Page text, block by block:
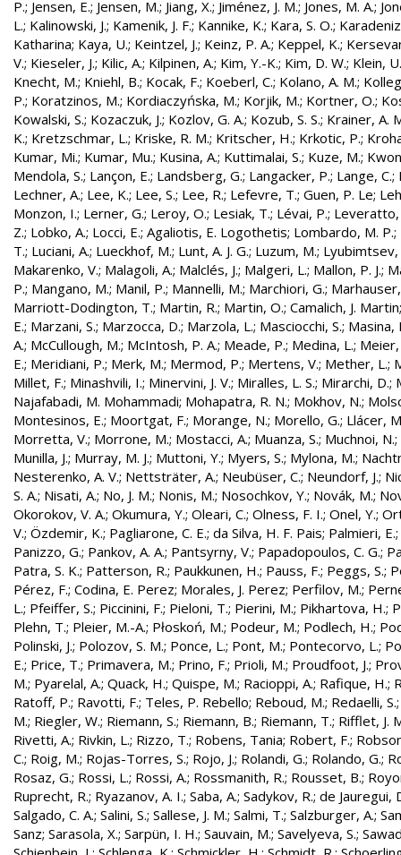
P.; Jensen, E.; Jensen, M.; Jiang, X.; Jiménez, J. M.; Jones, M. A.;
L.; Kalinowski, J.; Kamenik, J. F.; Kannike, K.; Kara, S. O.;
Katharina; Kaya, U.; Keintzel, J.; Keinz, P. A.; Keppel, K.;
V.; Kieseler, J.; Kilic, A.; Kilpinen, A.; Kim, Y.-K.; Kim, D. W.; Klein, U.
Knecht, M.; Kniehl, B.; Kocak, F.; Koeberl, C.; Kolano, A. M.;
P.; Koratzinos, M.; Kordiaczyńska, M.; Korjik, M.; Kortner, O.;
Kowalski, S.; Kozaczuk, J.; Kozlov, G. A.; Kozub, S. S.; Krainer, A.
K.; Kretzschmar, L.; Kriske, R. M.; Kritscher, H.; Krkotic, P.;
Kumar, Mi.; Kumar, Mu.; Kusina, A.; Kuttimalai, S.; Kuze, M.;
Mendola, S.; Lançon, E.; Landsberg, G.; Langacker, P.; Lange, C.;
Lechner, A.; Lee, K.; Lee, S.; Lee, R.; Lefevre, T.; Guen, P. Le;
Monzon, I.; Lerner, G.; Leroy, O.; Lesiak, T.; Lévai, P.; Leveratto,
Z.; Lobko, A.; Locci, E.; Agaliotis, E. Logothetis; Lombardo, M. P.;
T.; Luciani, A.; Lueckhof, M.; Lunt, A. J. G.; Luzum, M.; Lyubimtsev,
Makarenko, V.; Malagoli, A.; Malclés, J.; Malgeri, L.; Mallon, P. J.;
P.; Mangano, M.; Manil, P.; Mannelli, M.; Marchiori, G.;
Marriott-Dodington, T.; Martin, R.; Martin, O.; Camalich, J. Martin
E.; Marzani, S.; Marzocca, D.; Marzola, L.; Masciocchi, S.; Masina,
A.; McCullough, M.; McIntosh, P. A.; Meade, P.; Medina, L.; Meier,
E.; Meridiani, P.; Merk, M.; Mermod, P.; Mertens, V.; Mether, L.;
Millet, F.; Minashvili, I.; Minervini, J. V.; Miralles, L. S.; Mirarchi, D.;
Najafabadi, M. Mohammadi; Mohapatra, R. N.; Mokhov, N.;
Montesinos, E.; Moortgat, F.; Morange, N.; Morello, G.; Llácer,
Morretta, V.; Morrone, M.; Mostacci, A.; Muanza, S.; Muchnoi, N.;
Munilla, J.; Murray, M. J.; Muttoni, Y.; Myers, S.; Mylona, M.;
Nesterenko, A. V.; Nettsträter, A.; Neubüser, C.; Neundorf, J.;
S. A.; Nisati, A.; No, J. M.; Nonis, M.; Nosochkov, Y.; Novák, M.;
Okorokov, V. A.; Okumura, Y.; Oleari, C.; Olness, F. I.; Onel, Y.;
V.; Özdemir, K.; Pagliarone, C. E.; da Silva, H. F. Pais; Palmieri, E.;
Panizzo, G.; Pankov, A. A.; Pantsyrny, V.; Papadopoulos, C. G.;
Patra, S. K.; Patterson, R.; Paukkunen, H.; Pauss, F.; Peggs, S.;
Pérez, F.; Codina, E. Perez; Morales, J. Perez; Perfilov, M.;
L.; Pfeiffer, S.; Piccinini, F.; Pieloni, T.; Pierini, M.; Pikhartova, H.;
Plehn, T.; Pleier, M.-A.; Płoskoń, M.; Podeur, M.; Podlech, H.;
Polinski, J.; Polozov, S. M.; Ponce, L.; Pont, M.; Pontecorvo, L.;
E.; Price, T.; Primavera, M.; Prino, F.; Prioli, M.; Proudfoot, J.;
M.; Pyarelal, A.; Quack, H.; Quispe, M.; Racioppi, A.; Rafique, H.;
Ratoff, P.; Ravotti, F.; Teles, P. Rebello; Reboud, M.; Redaelli, S.
M.; Riegler, W.; Riemann, S.; Riemann, B.; Riemann, T.; Rifflet, J.
Rivetti, A.; Rivkin, L.; Rizzo, T.; Robens, Tania; Robert, F.;
C.; Roig, M.; Rojas-Torres, S.; Rojo, J.; Rolandi, G.; Rolando, G.;
Rosaz, G.; Rossi, L.; Rossi, A.; Rossmanith, R.; Rousset, B.;
Ruprecht, R.; Ryazanov, A. I.; Saba, A.; Sadykov, R.; de Jauregui,
Salgado, C. A.; Salini, S.; Sallese, J. M.; Salmi, T.; Salzburger, A.;
Sanz; Sarasola, X.; Sarpün, I. H.; Sauvain, M.; Savelyeva, S.;